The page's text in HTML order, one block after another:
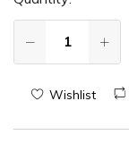
Wishlist